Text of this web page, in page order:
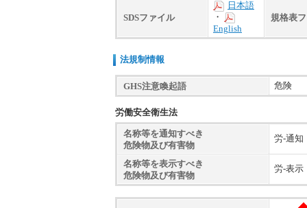
SDSファイル
日本語
・
English
規格表
法規制情報
GHS注意喚起語 危険
労働安全衛生法
名称等を通知すべき
危険物及び有害物
労-通知
名称等を表示すべき
危険物及び有害物
労-表示